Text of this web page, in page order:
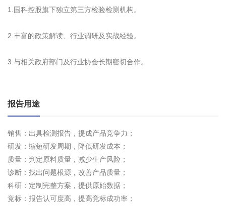
1.国科控股旗下独立第三方检验检测机构。
2.丰富的政策解读、行业调研及实战经验。
3.与相关政府部门及行业协会长期密切合作。
报告用途
销售：出具检测报告，提成产品竞争力；
研发：缩短研发周期，降低研发成本；
质量：判定原料质量，减少生产风险；
诊断：找出问题根源，改善产品质量；
科研：定制完整方案，提供原始数据；
竞标：报告认可度高，提高竞标成功率；